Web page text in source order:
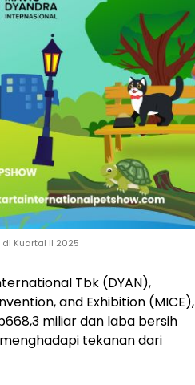
di Kuartal II 2025
Tbk (DYAN),
and Exhibition (MICE),
miliar dan laba bersih
tekanan dari